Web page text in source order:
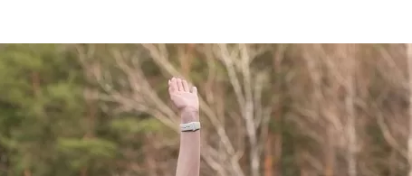
(сувениры)
Общая информация
Как добраться
Люди, прославившие Алтай
Карты и буклеты